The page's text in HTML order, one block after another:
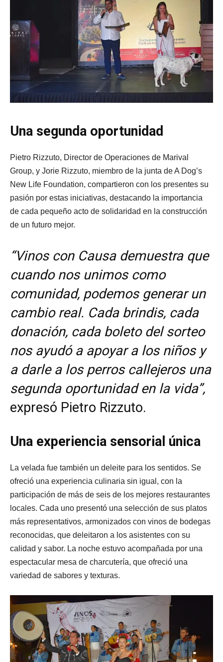
Una segunda oportunidad
Pietro Rizzuto, Director de Operaciones de Marival
Group, y Jorie Rizzuto, miembro de la junta de A Dog’s
New Life Foundation, compartieron con los presentes su
pasión por estas iniciativas, destacando la importancia
de cada pequeño acto de solidaridad en la construcción
de un futuro mejor.
“Vinos con Causa demuestra que
cuando nos unimos como
comunidad, podemos generar un
cambio real. Cada brindis, cada
donación, cada boleto del sorteo
nos ayudó a apoyar a los niños y
a darle a los perros callejeros una
segunda oportunidad en la vida”,
expresó Pietro Rizzuto.
Una experiencia sensorial única
La velada fue también un deleite para los sentidos. Se
ofreció una experiencia culinaria sin igual, con la
participación de más de seis de los mejores restaurantes
locales. Cada uno presentó una selección de sus platos
más representativos, armonizados con vinos de bodegas
reconocidas, que deleitaron a los asistentes con su
calidad y sabor. La noche estuvo acompañada por una
espectacular mesa de charcutería, que ofreció una
variedad de sabores y texturas.